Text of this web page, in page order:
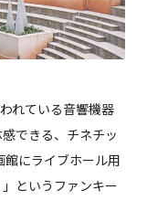
れている音響機器
できる、チネチッ
にライブホール用
というファンキー